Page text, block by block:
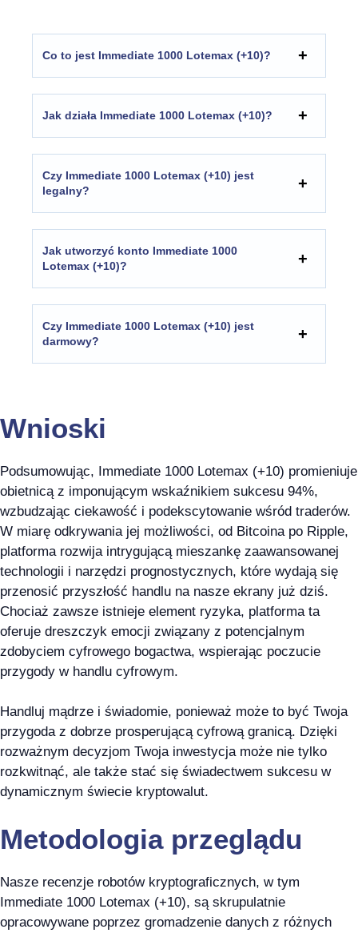
Co to jest Immediate 1000 Lotemax (+10)?
Jak działa Immediate 1000 Lotemax (+10)?
Czy Immediate 1000 Lotemax (+10) jest
legalny?
Jak utworzyć konto Immediate 1000
Lotemax (+10)?
Czy Immediate 1000 Lotemax (+10) jest
darmowy?
Wnioski
Podsumowując, Immediate 1000 Lotemax (+10) promieniuje
obietnicą z imponującym wskaźnikiem sukcesu 94%,
wzbudzając ciekawość i podekscytowanie wśród traderów.
W miarę odkrywania jej możliwości, od Bitcoina po Ripple,
platforma rozwija intrygującą mieszankę zaawansowanej
technologii i narzędzi prognostycznych, które wydają się
przenosić przyszłość handlu na nasze ekrany już dziś.
Chociaż zawsze istnieje element ryzyka, platforma ta
oferuje dreszczyk emocji związany z potencjalnym
zdobyciem cyfrowego bogactwa, wspierając poczucie
przygody w handlu cyfrowym.
Handluj mądrze i świadomie, ponieważ może to być Twoja
przygoda z dobrze prosperującą cyfrową granicą. Dzięki
rozważnym decyzjom Twoja inwestycja może nie tylko
rozkwitnąć, ale także stać się świadectwem sukcesu w
dynamicznym świecie kryptowalut.
Metodologia przeglądu
Nasze recenzje robotów kryptograficznych, w tym
Immediate 1000 Lotemax (+10), są skrupulatnie
opracowywane poprzez gromadzenie danych z różnych